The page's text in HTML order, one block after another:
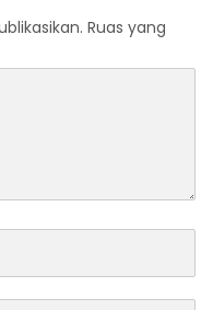
Ruas yang